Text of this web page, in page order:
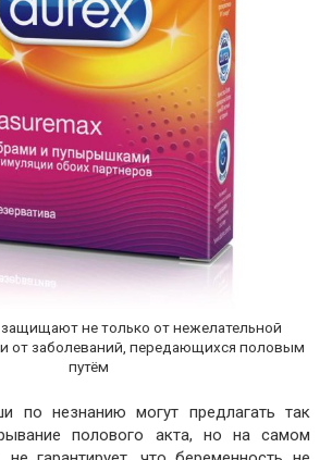
не только от нежелательной
от заболеваний, передающихся половым
путём
по незнанию могут предлагать так
полового акта, но на самом